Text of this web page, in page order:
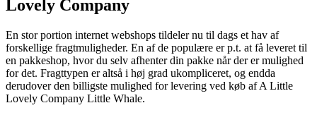
Lovely Company
En stor portion internet webshops tildeler nu til dags et hav af
forskellige fragtmuligheder. En af de populære er p.t. at få leveret til
en pakkeshop, hvor du selv afhenter din pakke når der er mulighed
for det. Fragttypen er altså i høj grad ukompliceret, og endda
derudover den billigste mulighed for levering ved køb af A Little
Lovely Company Little Whale.